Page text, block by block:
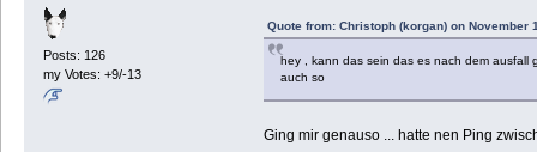
Posts: 126
my Votes: +9/-13
Quote from: Christoph (korgan) on November
hey , kann das sein das es nach dem ausfall
auch so
Ging mir genauso ... hatte nen Ping